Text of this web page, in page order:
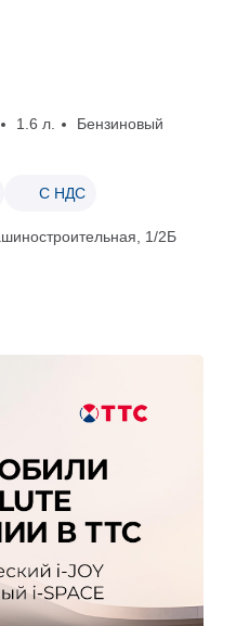
1.6 л.
Бензиновый
С НДС
1/2Б